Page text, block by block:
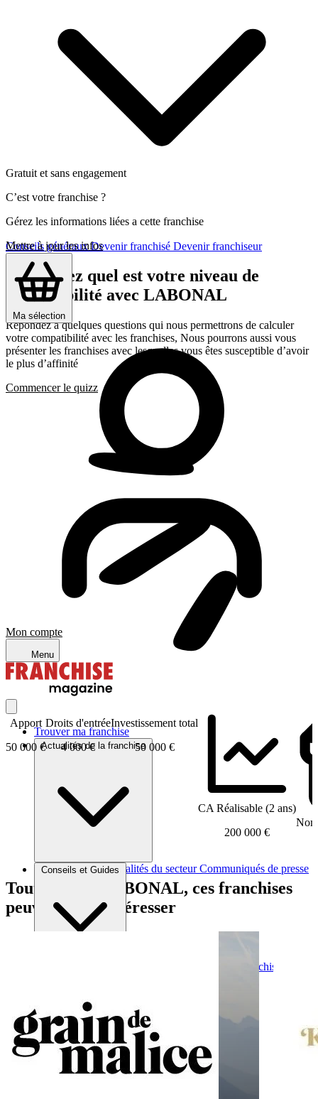
Conseils générauxDevenir franchisé Devenir franchiseur
Ma sélection
Mon compte
Menu
Trouver ma franchise
Actualités de la franchise
Brèves et actus Actualités du secteur Communiqués de presse
Conseils et Guides
Devenir franchiseur
Gratuit et sans engagement
C’est votre franchise ?
Gérez les informations liées a cette franchise
Mettre à jour les infos
Découvrez quel est votre niveau de
compatibilité avec LABONAL
Répondez a quelques questions qui nous permettrons de calculer
votre compatibilité avec les franchises, Nous pourrons aussi vous
présenter les franchises avec lesquelles vous êtes susceptible d’avoir
le plus d’affinité
Commencer le quizz
Apport
50 000 €
Droits d'entrée
4 000 €
Investissement total
50 000 €
CA Réalisable (2 ans)
200 000 €
Tout comme LABONAL, ces franchises
peuvent vous intéresser